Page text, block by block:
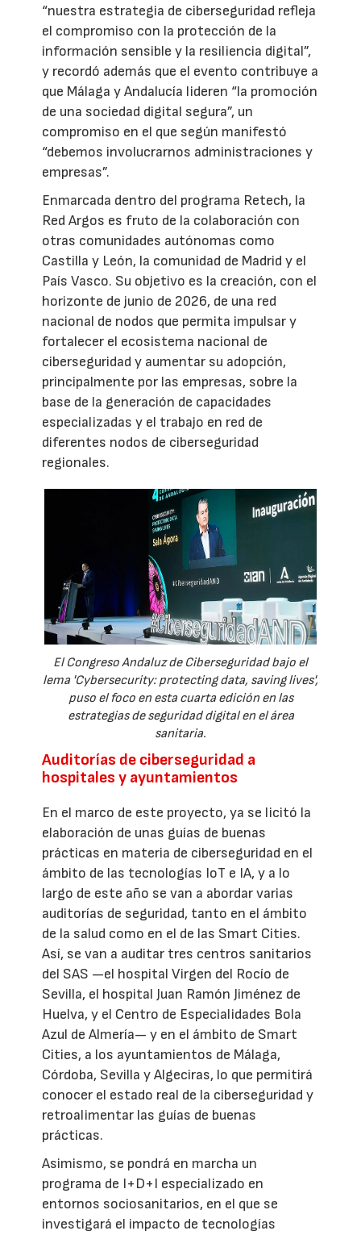
“nuestra estrategia de ciberseguridad refleja
el compromiso con la protección de la
información sensible y la resiliencia digital”,
y recordó además que el evento contribuye a
que Málaga y Andalucía lideren “la promoción
de una sociedad digital segura”, un
compromiso en el que según manifestó
“debemos involucrarnos administraciones y
empresas”.
Enmarcada dentro del programa Retech, la
Red Argos es fruto de la colaboración con
otras comunidades autónomas como
Castilla y León, la comunidad de Madrid y el
País Vasco. Su objetivo es la creación, con el
horizonte de junio de 2026, de una red
nacional de nodos que permita impulsar y
fortalecer el ecosistema nacional de
ciberseguridad y aumentar su adopción,
principalmente por las empresas, sobre la
base de la generación de capacidades
especializadas y el trabajo en red de
diferentes nodos de ciberseguridad
regionales.
El Congreso Andaluz de Ciberseguridad bajo el
lema 'Cybersecurity: protecting data, saving lives',
puso el foco en esta cuarta edición en las
estrategias de seguridad digital en el área
sanitaria.
Auditorías de ciberseguridad a
hospitales y ayuntamientos
En el marco de este proyecto, ya se licitó la
elaboración de unas guías de buenas
prácticas en materia de ciberseguridad en el
ámbito de las tecnologías IoT e IA, y a lo
largo de este año se van a abordar varias
auditorías de seguridad, tanto en el ámbito
de la salud como en el de las Smart Cities.
Así, se van a auditar tres centros sanitarios
del SAS —el hospital Virgen del Rocío de
Sevilla, el hospital Juan Ramón Jiménez de
Huelva, y el Centro de Especialidades Bola
Azul de Almería— y en el ámbito de Smart
Cities, a los ayuntamientos de Málaga,
Córdoba, Sevilla y Algeciras, lo que permitirá
conocer el estado real de la ciberseguridad y
retroalimentar las guías de buenas
prácticas.
Asimismo, se pondrá en marcha un
programa de I+D+I especializado en
entornos sociosanitarios, en el que se
investigará el impacto de tecnologías